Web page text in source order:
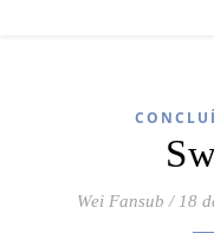
Wei Fansub / 18